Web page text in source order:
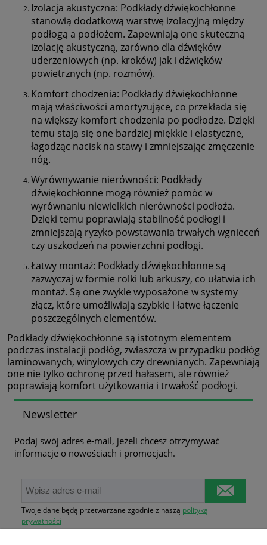
Izolacja akustyczna: Podkłady dźwiękochłonne
stanowią dodatkową warstwę izolacyjną między
podłogą a podłożem. Zapewniają one skuteczną
izolację akustyczną, zarówno dla dźwięków
uderzeniowych (np. kroków) jak i dźwięków
powietrznych (np. rozmów).
Komfort chodzenia: Podkłady dźwiękochłonne
mają właściwości amortyzujące, co przekłada się
na większy komfort chodzenia po podłodze. Dzięki
temu stają się one bardziej miękkie i elastyczne,
łagodząc nacisk na stawy i zmniejszając zmęczenie
nóg.
Wyrównywanie nierówności: Podkłady
dźwiękochłonne mogą również pomóc w
wyrównaniu niewielkich nierówności podłoża.
Dzięki temu poprawiają stabilność podłogi i
zmniejszają ryzyko powstawania trwałych wgnieceń
czy uszkodzeń na powierzchni podłogi.
Łatwy montaż: Podkłady dźwiękochłonne są
zazwyczaj w formie rolki lub arkuszy, co ułatwia ich
montaż. Są one zwykle wyposażone w systemy
złącz, które umożliwiają szybkie i łatwe łączenie
poszczególnych elementów.
Podkłady dźwiękochłonne są istotnym elementem
podczas instalacji podłóg, zwłaszcza w przypadku podłóg
laminowanych, winylowych czy drewnianych. Zapewniają
one nie tylko ochronę przed hałasem, ale również
poprawiają komfort użytkowania i trwałość podłogi.
Newsletter
Podaj swój adres e-mail, jeżeli chcesz otrzymywać
informacje o nowościach i promocjach.
Twoje dane będą przetwarzane zgodnie z naszą polityką
prywatności